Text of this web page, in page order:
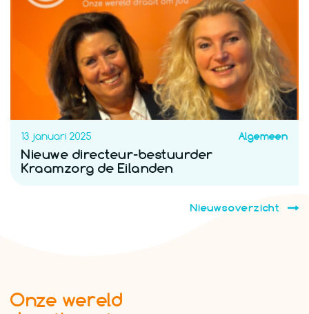
13 januari 2025 Algemeen
Nieuwe directeur-bestuurder
Kraamzorg de Eilanden
Nieuwsoverzicht
Onze wereld